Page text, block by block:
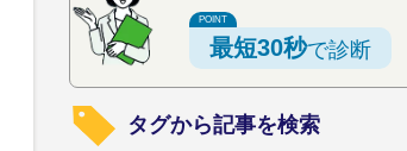
最短30秒で診断
タグから記事を検索